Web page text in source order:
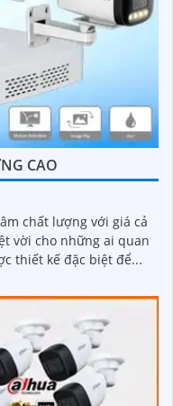
CAO
chất lượng với giá cả
vời cho những ai quan
lượng âm thanh. r>Được thiết kế đặc biệt để...